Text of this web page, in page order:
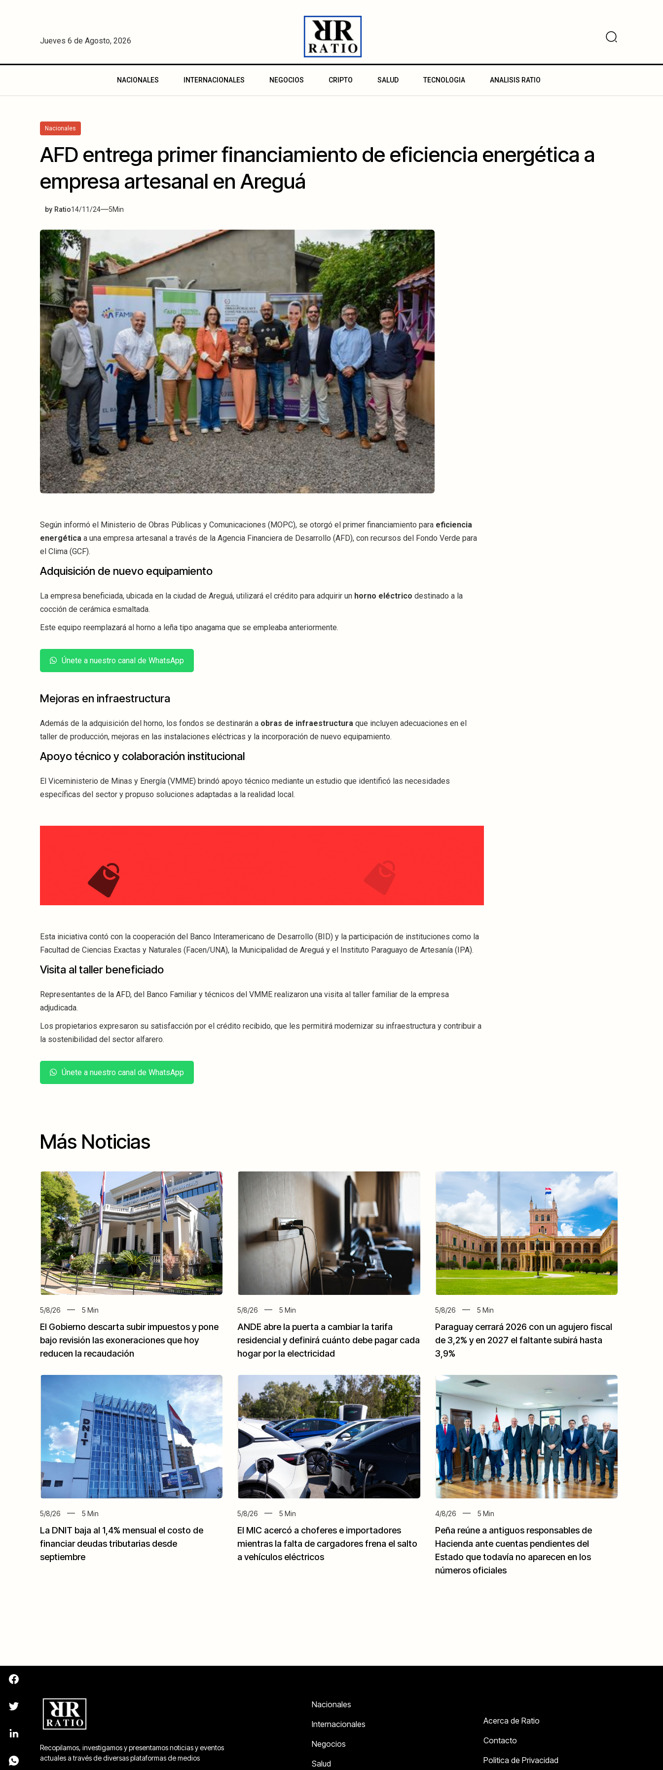
Jueves 6 de Agosto, 2026
NACIONALES INTERNACIONALES NEGOCIOS CRIPTO SALUD TECNOLOGIA ANALISIS RATIO
Nacionales
AFD entrega primer financiamiento de eficiencia energética a
empresa artesanal en Areguá
by Ratio14/11/24 5Min
Según informó el Ministerio de Obras Públicas y Comunicaciones (MOPC), se otorgó el primer financiamiento para eficiencia
energética a una empresa artesanal a través de la Agencia Financiera de Desarrollo (AFD), con recursos del Fondo Verde para
el Clima (GCF).
Adquisición de nuevo equipamiento
La empresa beneficiada, ubicada en la ciudad de Areguá, utilizará el crédito para adquirir un horno eléctrico destinado a la
cocción de cerámica esmaltada.
Este equipo reemplazará al horno a leña tipo anagama que se empleaba anteriormente.
Únete a nuestro canal de WhatsApp
Mejoras en infraestructura
Además de la adquisición del horno, los fondos se destinarán a obras de infraestructura que incluyen adecuaciones en el
taller de producción, mejoras en las instalaciones eléctricas y la incorporación de nuevo equipamiento.
Apoyo técnico y colaboración institucional
El Viceministerio de Minas y Energía (VMME) brindó apoyo técnico mediante un estudio que identificó las necesidades
específicas del sector y propuso soluciones adaptadas a la realidad local.
Esta iniciativa contó con la cooperación del Banco Interamericano de Desarrollo (BID) y la participación de instituciones como la
Facultad de Ciencias Exactas y Naturales (Facen/UNA), la Municipalidad de Areguá y el Instituto Paraguayo de Artesanía (IPA).
Visita al taller beneficiado
Representantes de la AFD, del Banco Familiar y técnicos del VMME realizaron una visita al taller familiar de la empresa
adjudicada.
Los propietarios expresaron su satisfacción por el crédito recibido, que les permitirá modernizar su infraestructura y contribuir a
la sostenibilidad del sector alfarero.
Únete a nuestro canal de WhatsApp
Más Noticias
5/8/26 5 Min
El Gobierno descarta subir impuestos y pone
bajo revisión las exoneraciones que hoy
reducen la recaudación
5/8/26 5 Min
ANDE abre la puerta a cambiar la tarifa
residencial y definirá cuánto debe pagar cada
hogar por la electricidad
5/8/26 5 Min
Paraguay cerrará 2026 con un agujero fiscal
de 3,2% y en 2027 el faltante subirá hasta
3,9%
5/8/26 5 Min
La DNIT baja al 1,4% mensual el costo de
financiar deudas tributarias desde
septiembre
5/8/26 5 Min
El MIC acercó a choferes e importadores
mientras la falta de cargadores frena el salto
a vehículos eléctricos
4/8/26 5 Min
Peña reúne a antiguos responsables de
Hacienda ante cuentas pendientes del
Estado que todavía no aparecen en los
números oficiales
Recopilamos, investigamos y presentamos noticias y eventos
actuales a través de diversas plataformas de medios
Nacionales
Internacionales
Negocios
Salud
Acerca de Ratio
Contacto
Politica de Privacidad